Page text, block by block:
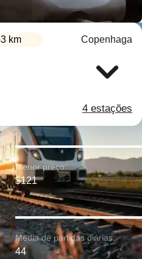
km Copenhaga
4 estações
Menor preço:
$121
Média de partidas diárias:
44